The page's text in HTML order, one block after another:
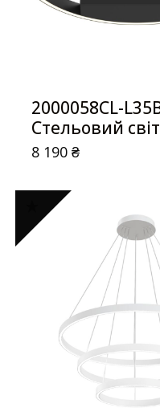
2000058CL-
Стельовий
8 190₴